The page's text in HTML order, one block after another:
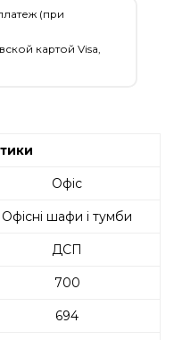
(при
картой Visa,
Офіс
Офісні шафи і тумби
ДСП
700
694